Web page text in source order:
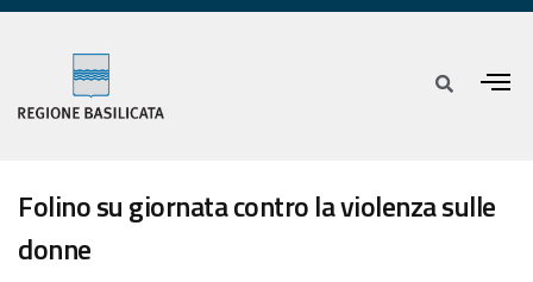
Folino su giornata contro la violenza sulle
donne